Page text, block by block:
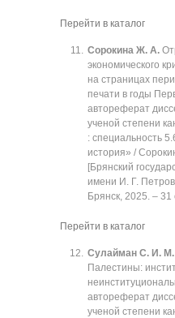
Перейти в каталог
Сорокина Ж. А.
экономического
на страницах
печати в годы
автореферат
ученой степени
: специальность
история» /
[Брянский
имени И. Г.
Брянск, 2025. ‒ 31
Перейти в каталог
Сулайман С. И. М.
Палестины:
автореферат
ученой степени